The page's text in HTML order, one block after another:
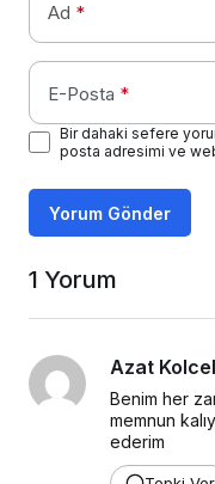
Ad *
E-Posta *
Bir dahaki sefere
posta adresimi ve
Yorum Gönder
1 Yorum
Azat
Benim her
memnun
ederim